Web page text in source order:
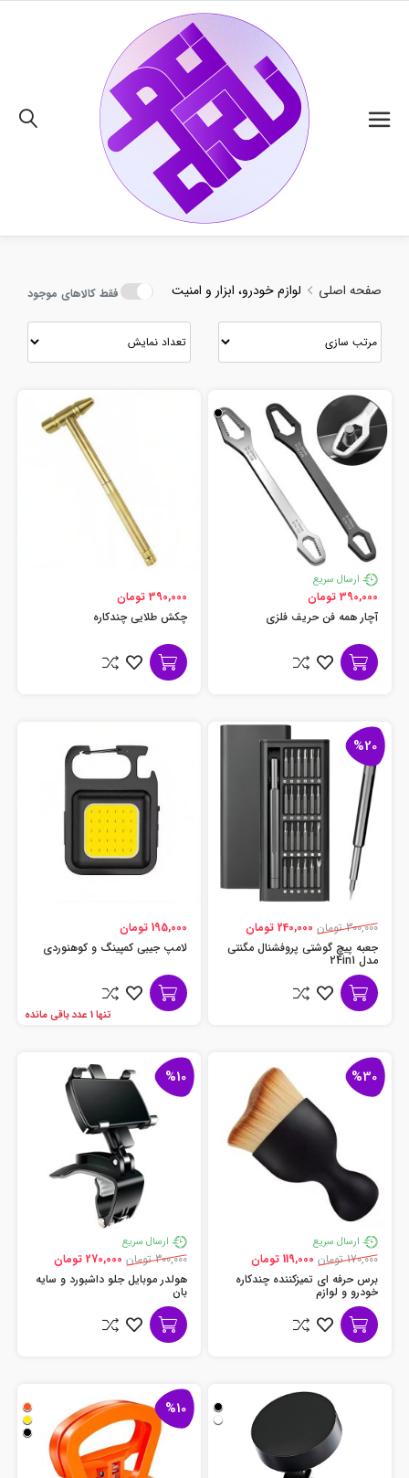
صفحه اصلی لوازم خودرو، ابزار و امنیت فقط کالاهای موجود
ارسال سریع
390,000 تومان
آچار همه فن حریف فلزی
390,000 تومان
چکش طلایی چندکاره
%20
300,000 تومان
240,000 تومان
جعبه پیچ گوشتی پروفشنال مگنتی
مدل 24in1
195,000 تومان
لامپ جیبی کمپینگ و کوهنوردی
تنها 1 عدد باقی مانده
%30
ارسال سریع
170,000 تومان
119,000 تومان
برس حرفه ای تمیزکننده چندکاره
خودرو و لوازم
%10
ارسال سریع
300,000 تومان
270,000 تومان
هولدر موبایل جلو داشبورد و سایه
بان
%10